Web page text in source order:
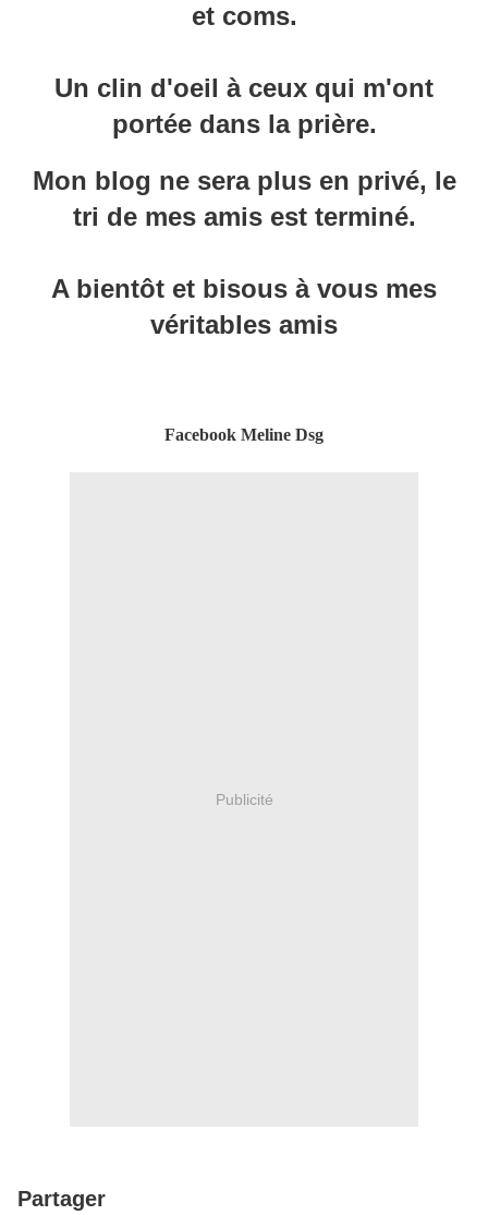
et coms.
Un clin d'oeil à ceux qui m'ont
portée dans la prière.
Mon blog ne sera plus en privé, le
tri de mes amis est terminé.
A bientôt et bisous à vous mes
véritables amis
Facebook Meline Dsg
Publicité
Partager